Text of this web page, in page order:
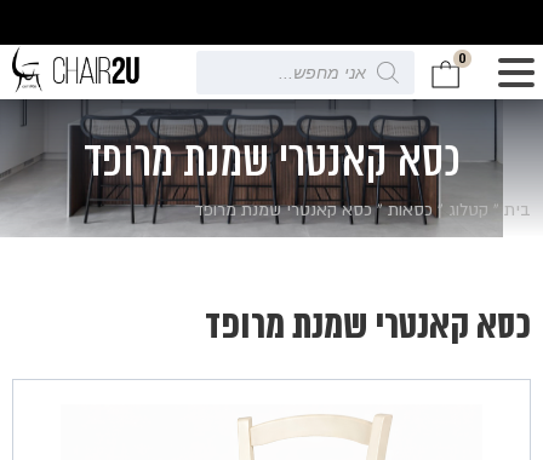
0
Products
search
כסא קאנטרי שמנת מרופד
בית » קטלוג » כסאות»כסא קאנטרי שמנת מרופד
כסא קאנטרי שמנת מרופד